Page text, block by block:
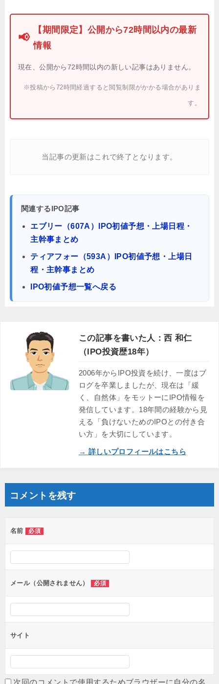
📢
【期間限定】公開から72時間以内の最新
情報
現在、公開から72時間以内の新しい記事はありません。
※投稿から72時間経過すると閲覧制限がかかる場合がありま
す。
当記事の更新はこれで終了となります。
関連するIPO記事
エブリー（607A）IPO初値予想・上場日程・
主幹事まとめ
ティアフォー（593A）IPO初値予想・上場日
程・主幹事まとめ
IPO初値予想一覧へ戻る
この記事を書いた人：西 和仁
（IPO投資歴18年）
2006年からIPO投資を続け、一度はブ
ログを卒業しましたが、現在は「緩
く、自然体」をモットーにIPO情報を
発信しています。18年間の経験から見
える「負けないためのIPOとの付き合
い方」を大切にしています。
→ 詳しいプロフィールはこちら
コメントを残す
名前 必須
メール（公開されません） 必須
サイト